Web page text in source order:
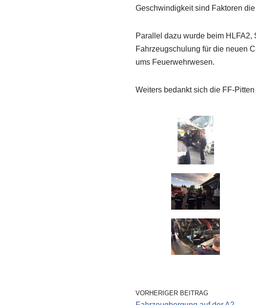
Geschwindigkeit sind Faktoren
Parallel dazu wurde beim
Fahrzeugschulung für die neuen
ums Feuerwehrwesen.
Weiters bedankt sich die FF-
VORHERIGER BEITRAG